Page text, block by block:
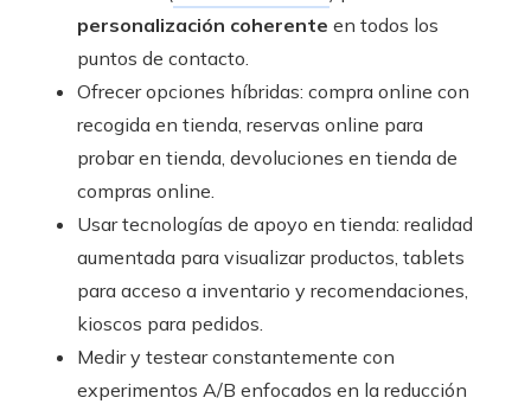
personalización coherente en todos los
puntos de contacto.
Ofrecer opciones híbridas: compra online con
recogida en tienda, reservas online para
probar en tienda, devoluciones en tienda de
compras online.
Usar tecnologías de apoyo en tienda: realidad
aumentada para visualizar productos, tablets
para acceso a inventario y recomendaciones,
kioscos para pedidos.
Medir y testear constantemente con
experimentos A/B enfocados en la reducción